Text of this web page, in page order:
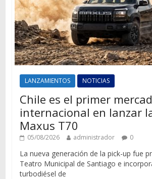
LANZAMIENTOS NOTICIAS
Chile es el primer
internacional en lanzar
Maxus T70
05/08/2026 administrador 0
La nueva generación de la pick-up fue
Teatro Municipal de Santiago e
turbodiésel de